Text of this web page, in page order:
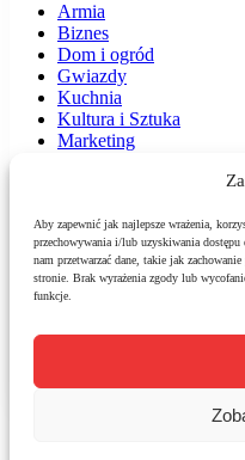
Aby zapewnić jak najlepsze wrażenia,
przechowywania i/lub uzyskiwania
nam przetwarzać dane, takie jak
stronie. Brak wyrażenia zgody lub
funkcje.
Armia
Biznes
Dom i ogród
Gwiazdy
Kuchnia
Kultura i Sztuka
Marketing
Podróże
Polityka
Sport
Środowisko
Technologie